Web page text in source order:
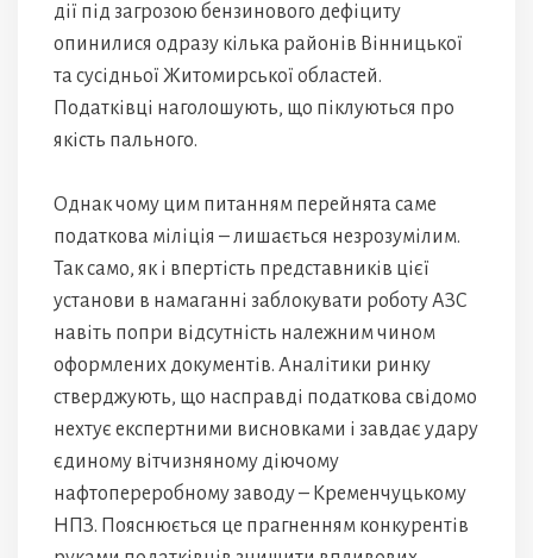
дії під загрозою бензинового дефіциту
опинилися одразу кілька районів Вінницької
та сусідньої Житомирської областей.
Податківці наголошують, що піклуються про
якість пального.
Однак чому цим питанням перейнята саме
податкова міліція – лишається незрозумілим.
Так само, як і впертість представників цієї
установи в намаганні заблокувати роботу АЗС
навіть попри відсутність належним чином
оформлених документів. Аналітики ринку
стверджують, що насправді податкова свідомо
нехтує експертними висновками і завдає удару
єдиному вітчизняному діючому
нафтопереробному заводу – Кременчуцькому
НПЗ. Пояснюється це прагненням конкурентів